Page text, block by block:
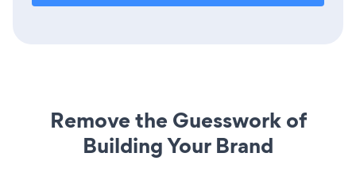
Remove the Guesswork of
Building Your Brand